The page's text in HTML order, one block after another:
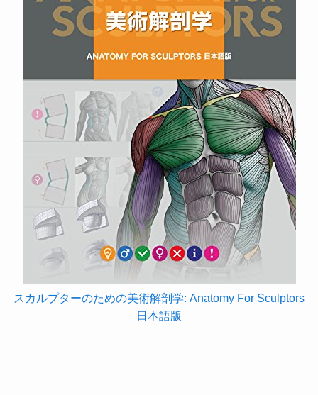
スカルプターのための美術解剖学: Anatomy For Sculptors
日本語版